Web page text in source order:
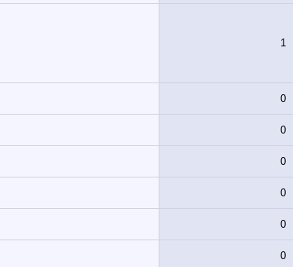
1
0
0
0
0
0
0